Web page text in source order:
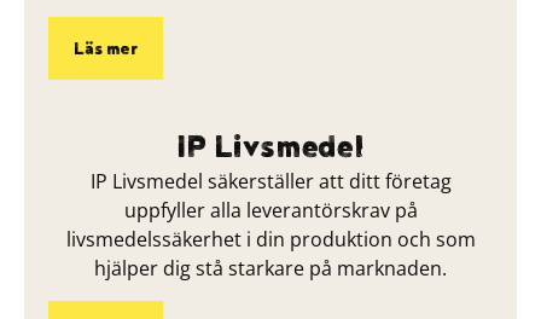
Läs mer
IP Livsmedel
IP Livsmedel säkerställer att ditt företag
uppfyller alla leverantörskrav på
livsmedelssäkerhet i din produktion och som
hjälper dig stå starkare på marknaden.